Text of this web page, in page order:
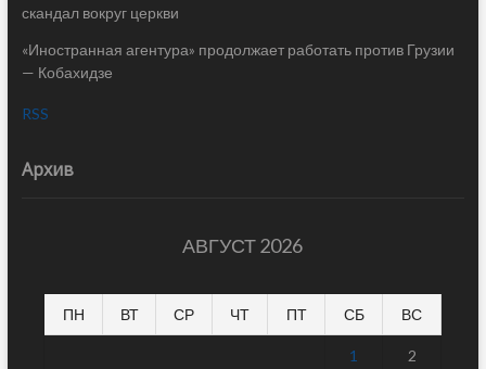
скандал вокруг церкви
«Иностранная агентура» продолжает работать против Грузии
— Кобахидзе
RSS
Архив
АВГУСТ 2026
ПН ВТ СР ЧТ ПТ СБ ВС
1 2